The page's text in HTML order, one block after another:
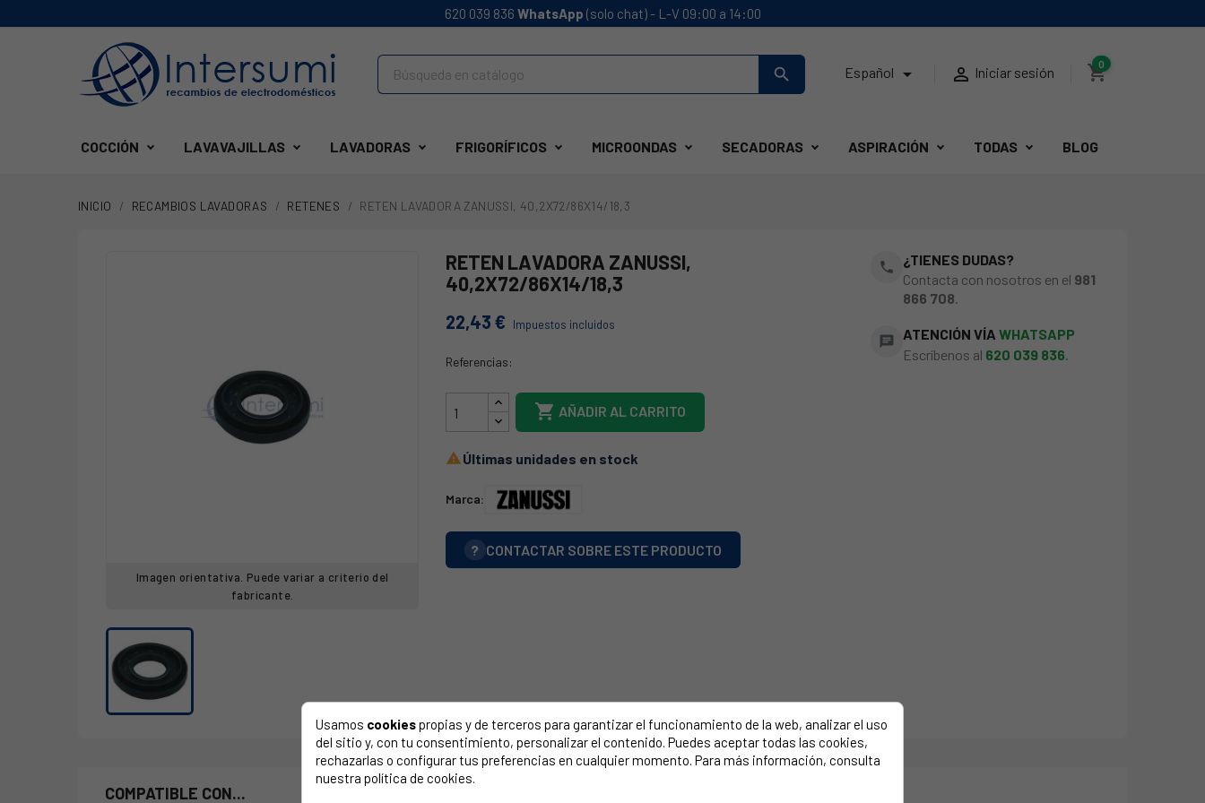
620 039 836 WhatsApp (solo chat) - L-V 09:00 a 14:00
search Español   Iniciar sesión shopping_cart
0
COCCIÓN LAVAVAJILLAS LAVADORAS FRIGORÍFICOS MICROONDAS SECADORAS ASPIRACIÓN TODAS BLOG
INICIO RECAMBIOS LAVADORAS RETENES RETEN LAVADORA ZANUSSI, 40,2X72/86X14/18,3
Imagen orientativa. Puede variar a criterio del
fabricante.
RETEN LAVADORA ZANUSSI,
40,2X72/86X14/18,3
22,43 € Impuestos incluidos
Referencias:
05AG141
 AÑADIR AL CARRITO
 Últimas unidades en stock
Marca:
? CONTACTAR SOBRE ESTE PRODUCTO
phone
¿TIENES DUDAS?
Contacta con nosotros en el 981
866 708.
chat ATENCIÓN VÍAWHATSAPP
Escríbenos al 620 039 836
COMPATIBLE CON...
Usamos cookiespropias y de terceros para garantizar el funcionamiento de la web, analizar el uso
del sitio y, con tu consentimiento, personalizar el contenido. Puedes aceptar todas las cookies,
rechazarlas o configurar tus preferencias en cualquier momento. Para más información, consulta
nuestra política de cookies.